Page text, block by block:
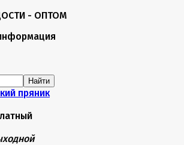
- ОПТОМ
Найти
пряник